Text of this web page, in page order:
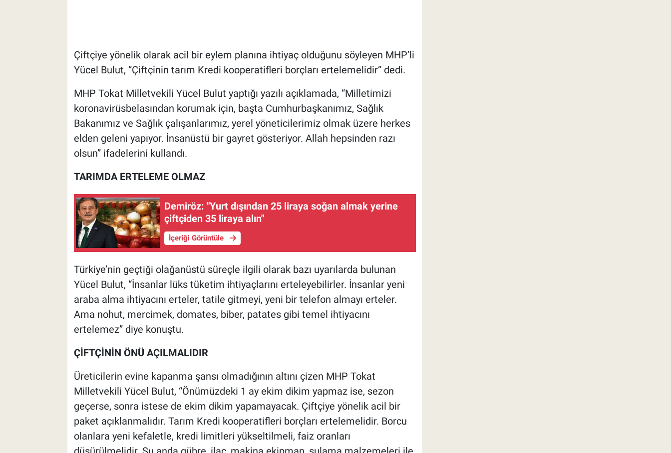
Çiftçiye yönelik olarak acil bir eylem planına ihtiyaç olduğunu söyleyen MHP’li
Yücel Bulut, “Çiftçinin tarım Kredi kooperatifleri borçları ertelemelidir” dedi.
MHP Tokat Milletvekili Yücel Bulut yaptığı yazılı açıklamada, “Milletimizi
koronavirüsbelasından korumak için, başta Cumhurbaşkanımız, Sağlık
Bakanımız ve Sağlık çalışanlarımız, yerel yöneticilerimiz olmak üzere herkes
elden geleni yapıyor. İnsanüstü bir gayret gösteriyor. Allah hepsinden razı
olsun” ifadelerini kullandı.
TARIMDA ERTELEME OLMAZ
Demiröz: "Yurt dışından 25 liraya soğan almak yerine
çiftçiden 35 liraya alın"
İçeriği Görüntüle
Türkiye’nin geçtiği olağanüstü süreçle ilgili olarak bazı uyarılarda bulunan
Yücel Bulut, “İnsanlar lüks tüketim ihtiyaçlarını erteleyebilirler. İnsanlar yeni
araba alma ihtiyacını erteler, tatile gitmeyi, yeni bir telefon almayı erteler.
Ama nohut, mercimek, domates, biber, patates gibi temel ihtiyacını
ertelemez” diye konuştu.
ÇİFTÇİNİN ÖNÜ AÇILMALIDIR
Üreticilerin evine kapanma şansı olmadığının altını çizen MHP Tokat
Milletvekili Yücel Bulut, “Önümüzdeki 1 ay ekim dikim yapmaz ise, sezon
geçerse, sonra istese de ekim dikim yapamayacak. Çiftçiye yönelik acil bir
paket açıklanmalıdır. Tarım Kredi kooperatifleri borçları ertelemelidir. Borcu
olanlara yeni kefaletle, kredi limitleri yükseltilmeli, faiz oranları